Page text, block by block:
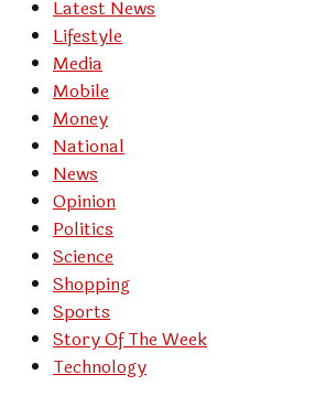
Latest News
Lifestyle
Media
Mobile
Money
National
News
Opinion
Politics
Science
Shopping
Sports
Story Of The Week
Technology